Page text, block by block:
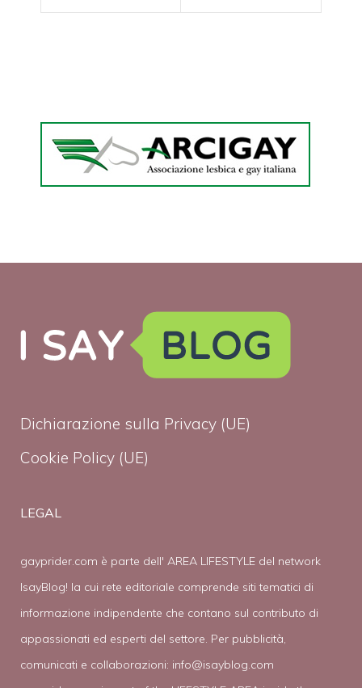
Dichiarazione sulla Privacy (UE)
Cookie Policy (UE)
LEGAL
gayprider.com è parte dell' AREA LIFESTYLE del network
IsayBlog! la cui rete editoriale comprende siti tematici di
informazione indipendente che contano sul contributo di
appassionati ed esperti del settore. Per pubblicità,
comunicati e collaborazioni: info@isayblog.com